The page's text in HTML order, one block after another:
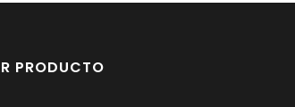
PRODUCTO